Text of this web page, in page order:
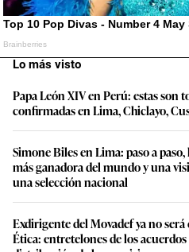
Lo más visto
Papa León XIV en Perú: estas son
confirmadas en Lima, Chiclayo,
Simone Biles en Lima: paso a
más ganadora del mundo y una
una selección nacional
Exdirigente del Movadef ya no
Ética: entretelones de los